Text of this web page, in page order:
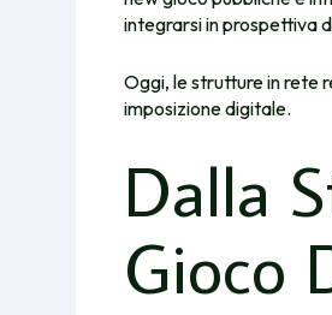
integrarsi in prospettiva
Oggi, le strutture in rete
imposizione digitale.
Dalla
Gioco